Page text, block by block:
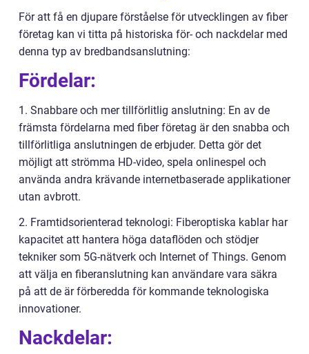
För att få en djupare förståelse för utvecklingen av fiber
företag kan vi titta på historiska för- och nackdelar med
denna typ av bredbandsanslutning:
Fördelar:
1. Snabbare och mer tillförlitlig anslutning: En av de
främsta fördelarna med fiber företag är den snabba och
tillförlitliga anslutningen de erbjuder. Detta gör det
möjligt att strömma HD-video, spela onlinespel och
använda andra krävande internetbaserade applikationer
utan avbrott.
2. Framtidsorienterad teknologi: Fiberoptiska kablar har
kapacitet att hantera höga dataflöden och stödjer
tekniker som 5G-nätverk och Internet of Things. Genom
att välja en fiberanslutning kan användare vara säkra
på att de är förberedda för kommande teknologiska
innovationer.
Nackdelar: